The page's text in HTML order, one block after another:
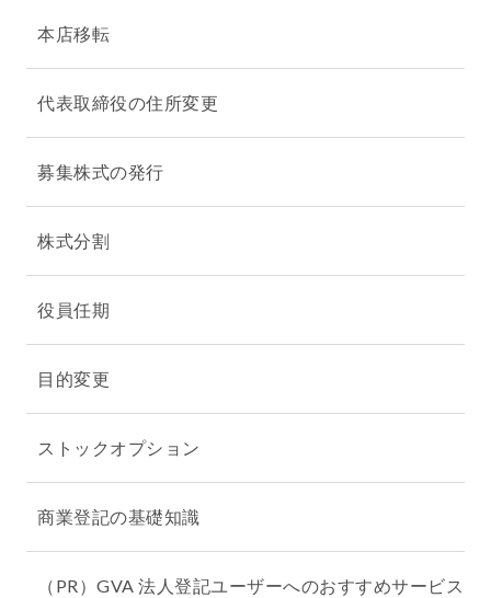
本店移転
代表取締役の住所変更
募集株式の発行
株式分割
役員任期
目的変更
ストックオプション
商業登記の基礎知識
（PR）GVA 法人登記ユーザーへのおすすめサービス